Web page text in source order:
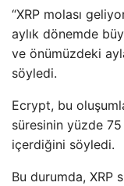
“XRP molası
aylık dönemde
ve önümüzdeki
söyledi.
Ecrypt, bu
süresinin yüzde
içerdiğini söyledi.
Bu durumda, XRP